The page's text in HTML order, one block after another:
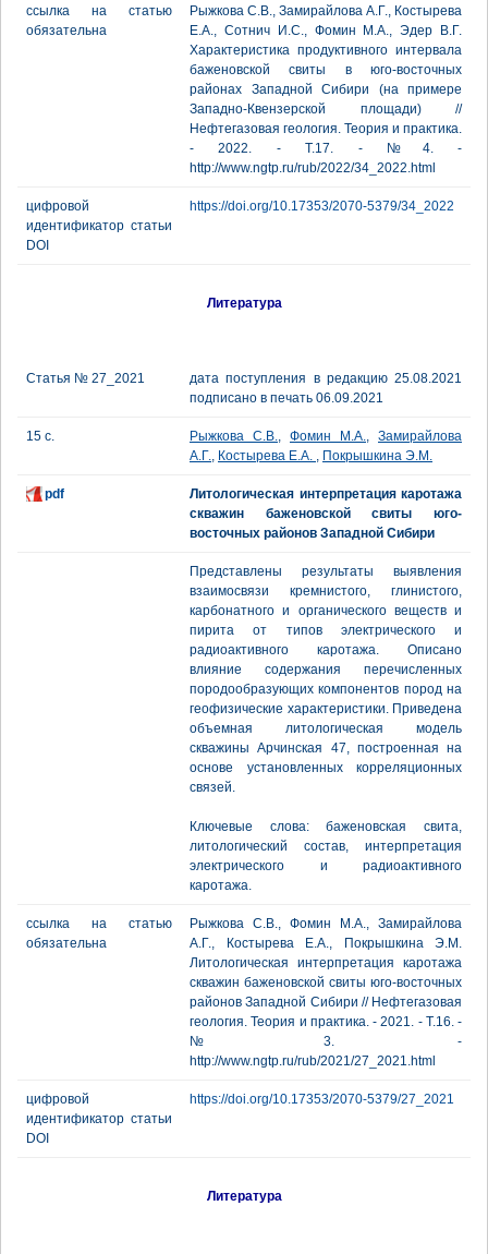
ссылка на статью
обязательна
Рыжкова С.В., Замирайлова А.Г., Костырева
Е.А., Сотнич И.С., Фомин М.А., Эдер В.Г.
Характеристика продуктивного интервала
баженовской свиты в юго-восточных
районах Западной Сибири (на примере
Западно-Квензерской площади) //
Нефтегазовая геология. Теория и практика.
- 2022. - Т.17. - №4. -
http://www.ngtp.ru/rub/2022/34_2022.html
цифровой
идентификатор статьи
DOI
https://doi.org/10.17353/2070-5379/34_2022
Литература
Статья № 27_2021
дата поступления в редакцию 25.08.2021
подписано в печать 06.09.2021
15 с. Рыжкова С.В., Фомин М.А., Замирайлова
А.Г., Костырева Е.А. , Покрышкина Э.М.
pdf
Литологическая интерпретация каротажа
скважин баженовской свиты юго-
восточных районов Западной Сибири
Представлены результаты выявления
взаимосвязи кремнистого, глинистого,
карбонатного и органического веществ и
пирита от типов электрического и
радиоактивного каротажа. Описано
влияние содержания перечисленных
породообразующих компонентов пород на
геофизические характеристики. Приведена
объемная литологическая модель
скважины Арчинская 47, построенная на
основе установленных корреляционных
связей.
Ключевые слова: баженовская свита,
литологический состав, интерпретация
электрического и радиоактивного
каротажа.
ссылка на статью
обязательна
Рыжкова С.В., Фомин М.А., Замирайлова
А.Г., Костырева Е.А., Покрышкина Э.М.
Литологическая интерпретация каротажа
скважин баженовской свиты юго-восточных
районов Западной Сибири // Нефтегазовая
геология. Теория и практика. - 2021. - Т.16. -
№3. -
http://www.ngtp.ru/rub/2021/27_2021.html
цифровой
идентификатор статьи
DOI
https://doi.org/10.17353/2070-5379/27_2021
Литература